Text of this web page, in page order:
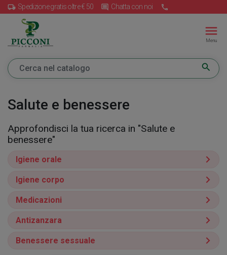
local_shipping Spedizione gratis oltre € 50 insert_comment Chatta con noi call
menu
Menu
search
Salute e benessere
Approfondisci la tua ricerca in "Salute e
benessere"
Igiene orale
Igiene corpo
Medicazioni
Antizanzara
Benessere sessuale